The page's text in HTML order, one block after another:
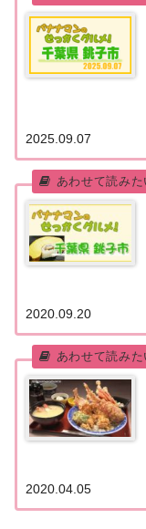
2025.09.07
2020.09.20
2020.04.05